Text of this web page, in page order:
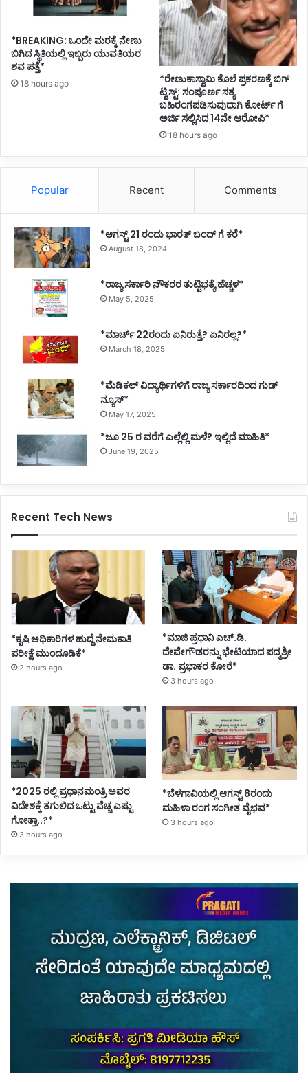
*BREAKING: ಒಂದೇ ಮರಕ್ಕೆ ನೇಣು
ಬಿಗಿದ ಸ್ಥಿತಿಯಲ್ಲಿ ಇಬ್ಬರು ಯುವತಿಯರ
ಶವ ಪತ್ತೆ*
18 hours ago
*ರೇಣುಕಾಸ್ವಾಮಿ ಕೊಲೆ ಪ್ರಕರಣಕ್ಕೆ ಬಿಗ್
ಟ್ವಿಸ್ಟ್: ಸಂಪೂರ್ಣ ಸತ್ಯ
ಬಹಿರಂಗಪಡಿಸುವುದಾಗಿ ಕೋರ್ಟ್ ಗೆ
ಅರ್ಜಿ ಸಲ್ಲಿಸಿದ 14ನೇ ಆರೋಪಿ*
18 hours ago
Popular Recent Comments
*ಆಗಸ್ಟ್ 21 ರಂದು ಭಾರತ್‌ ಬಂದ್‌ ಗೆ ಕರೆ*
August 18, 2024
*ರಾಜ್ಯ ಸರ್ಕಾರಿ ನೌಕರರ ತುಟ್ಟಿಭತ್ಯೆ ಹೆಚ್ಚಳ*
May 5, 2025
*ಮಾರ್ಚ್ 22ರಂದು ಏನಿರುತ್ತೆ? ಏನಿರಲ್ಲ?*
March 18, 2025
*ಮೆಡಿಕಲ್ ವಿದ್ಯಾರ್ಥಿಗಳಿಗೆ ರಾಜ್ಯ ಸರ್ಕಾರದಿಂದ ಗುಡ್
ನ್ಯೂಸ್*
May 17, 2025
*ಜೂ 25 ರ ವರೆಗೆ ಎಲ್ಲೆಲ್ಲಿ ಮಳೆ? ಇಲ್ಲಿದೆ ಮಾಹಿತಿ*
June 19, 2025
Recent Tech News
*ಕೃಷಿ ಅಧಿಕಾರಿಗಳ ಹುದ್ದೆ ನೇಮಕಾತಿ
ಪರೀಕ್ಷೆ ಮುಂದೂಡಿಕೆ*
2 hours ago
*ಮಾಜಿ ಪ್ರಧಾನಿ ಎಚ್.ಡಿ.
ದೇವೇಗೌಡರನ್ನು ಭೇಟಿಯಾದ ಪದ್ಮಶ್ರೀ
ಡಾ. ಪ್ರಭಾಕರ ಕೋರೆ*
3 hours ago
*2025 ರಲ್ಲಿ ಪ್ರಧಾನಮಂತ್ರಿ ಅವರ
ವಿದೇಶಕ್ಕೆ ತಗುಲಿದ ಒಟ್ಟು ವೆಚ್ಚ ಎಷ್ಟು
ಗೋತ್ತಾ..?*
3 hours ago
*ಬೆಳಗಾವಿಯಲ್ಲಿ ಆಗಸ್ಟ್ 8ರಂದು
ಮಹಿಳಾ ರಂಗ ಸಂಗೀತ ವೈಭವ*
3 hours ago